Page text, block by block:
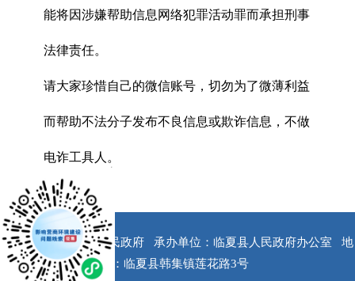
能将因涉嫌帮助信息网络犯罪活动罪而承担刑事
法律责任。
请大家珍惜自己的微信账号，切勿为了微薄利益
而帮助不法分子发布不良信息或欺诈信息，不做
电诈工具人。
版权所有：临夏县人民政府 承办单位：临夏县人民政府办公室
地
址：临夏县韩集镇莲花路3号
x